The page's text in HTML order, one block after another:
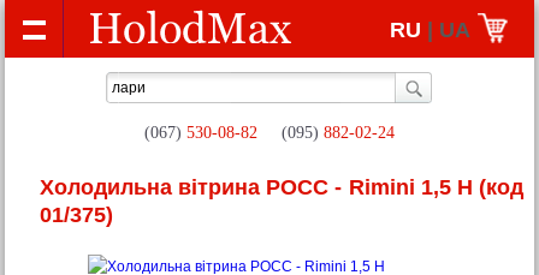
RU | UA
(067) 530-08-82 (095) 882-02-24
Холодильна вітрина РОСС - Rimini 1,5 Н (код
01/375)